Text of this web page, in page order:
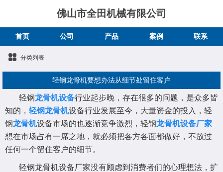
佛山市全田机械有限公司
首页 公司 产品 案例 联系
分类列表
轻钢龙骨机要想办法从细节处留住客户
轻钢龙骨机设备行业起步晚，存在很多的问题，是众多皆
知的， 轻钢龙骨机设备行业发展至今，大量资金的投入，轻
钢龙骨机设备市场的也逐渐竞争激烈，轻钢龙骨机设备厂家
想在市场占有一席之地，就必须把各方各面都做好，不放过
任何一个留住客户的细节。
轻钢龙骨机设备厂家没有顾虑到消费者们的心理想法，扩